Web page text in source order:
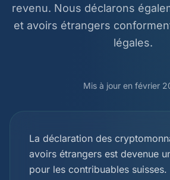
revenu. Nous déclarons
et avoirs étrangers
légales.
Mis à jour en février
La déclaration des
avoirs étrangers est devenue
pour les contribuables suisses.